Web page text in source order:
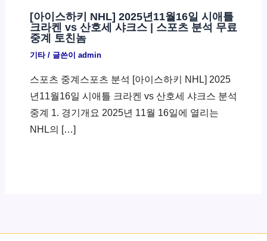
[아이스하키 NHL] 2025년11월16일 시애틀
크라켄 vs 산호세 샤크스 | 스포츠 분석 무료
중계 토친놈
기타/ 글쓴이 admin
스포츠 중계스포츠 분석 [아이스하키 NHL] 2025
년11월16일 시애틀 크라켄 vs 산호세 샤크스 분석
중계 1. 경기개요 2025년 11월 16일에 열리는
NHL의 […]